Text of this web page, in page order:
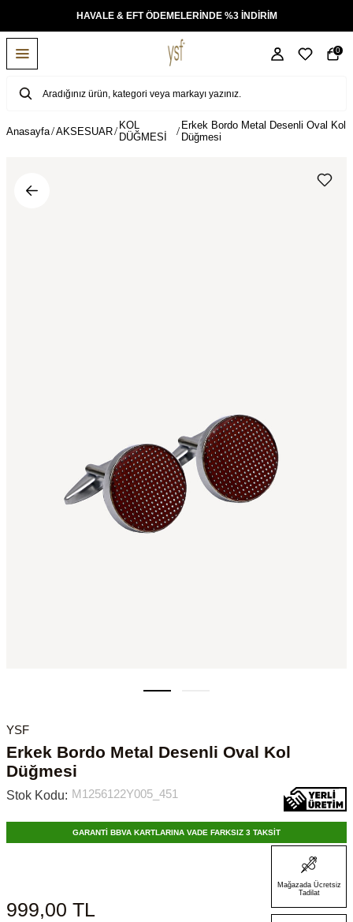
HAVALE & EFT ÖDEMELERİNDE %3 İNDİRİM
0
Anasayfa AKSESUAR
KOL
DÜĞMESİ
Erkek Bordo Metal Desenli Oval Kol
Düğmesi
YSF
Erkek Bordo Metal Desenli Oval Kol
Düğmesi
Stok Kodu: M1256122Y005_451
GARANTİ BBVA KARTLARINA VADE FARKSIZ 3 TAKSİT
999,00 TL
Mağazada Ücretsiz
Tadilat